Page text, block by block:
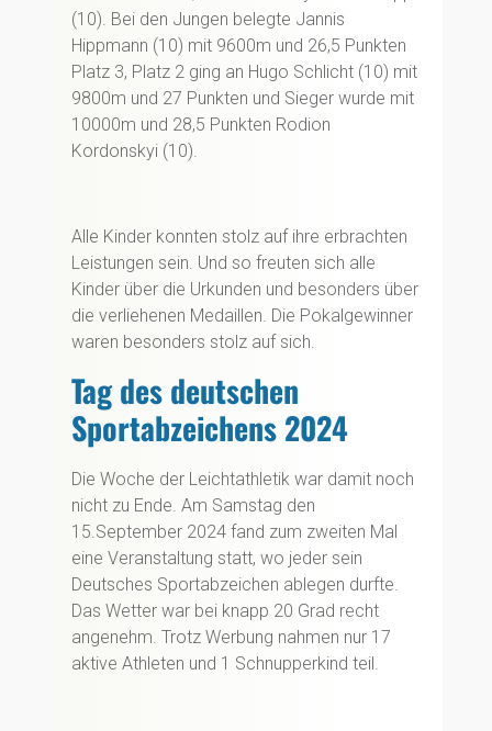
(10). Bei den Jungen belegte Jannis
Hippmann (10) mit 9600m und 26,5 Punkten
Platz 3, Platz 2 ging an Hugo Schlicht (10) mit
9800m und 27 Punkten und Sieger wurde mit
10000m und 28,5 Punkten Rodion
Kordonskyi (10).
Alle Kinder konnten stolz auf ihre erbrachten
Leistungen sein. Und so freuten sich alle
Kinder über die Urkunden und besonders über
die verliehenen Medaillen. Die Pokalgewinner
waren besonders stolz auf sich.
Tag des deutschen
Sportabzeichens 2024
Die Woche der Leichtathletik war damit noch
nicht zu Ende. Am Samstag den
15.September 2024 fand zum zweiten Mal
eine Veranstaltung statt, wo jeder sein
Deutsches Sportabzeichen ablegen durfte.
Das Wetter war bei knapp 20 Grad recht
angenehm. Trotz Werbung nahmen nur 17
aktive Athleten und 1 Schnupperkind teil.